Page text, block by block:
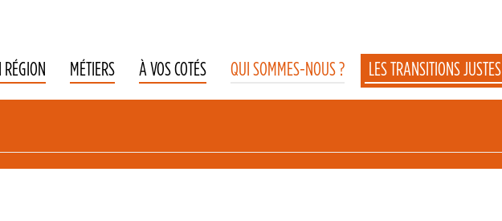
RÉGION MÉTIERS À VOS COTÉS QUI SOMMES-NOUS ? LES TRANSITIONS JUSTES